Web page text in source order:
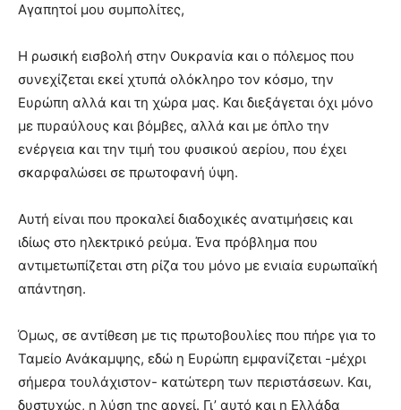
Αγαπητοί μου συμπολίτες,
Η ρωσική εισβολή στην Ουκρανία και ο πόλεμος που
συνεχίζεται εκεί χτυπά ολόκληρο τον κόσμο, την
Ευρώπη αλλά και τη χώρα μας. Και διεξάγεται όχι μόνο
με πυραύλους και βόμβες, αλλά και με όπλο την
ενέργεια και την τιμή του φυσικού αερίου, που έχει
σκαρφαλώσει σε πρωτοφανή ύψη.
Αυτή είναι που προκαλεί διαδοχικές ανατιμήσεις και
ιδίως στο ηλεκτρικό ρεύμα. Ένα πρόβλημα που
αντιμετωπίζεται στη ρίζα του μόνο με ενιαία ευρωπαϊκή
απάντηση.
Όμως, σε αντίθεση με τις πρωτοβουλίες που πήρε για το
Ταμείο Ανάκαμψης, εδώ η Ευρώπη εμφανίζεται -μέχρι
σήμερα τουλάχιστον- κατώτερη των περιστάσεων. Και,
δυστυχώς, η λύση της αργεί. Γι’ αυτό και η Ελλάδα